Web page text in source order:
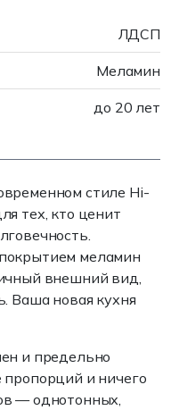
ЛДСП
Меламин
до 20 лет
стиле Hi-
тех, кто ценит
меламин
внешний вид,
Ваша новая кухня
и предельно
и ничего
— однотонных,